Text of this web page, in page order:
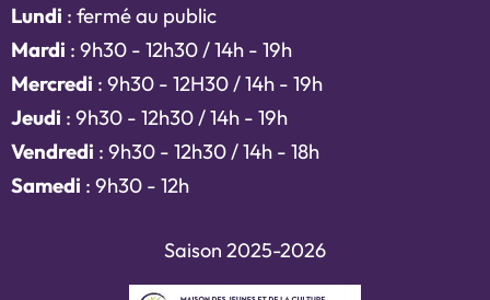
Lundi : fermé au public
Mardi : 9h30 - 12h30 / 14h - 19h
Mercredi : 9h30 - 12H30 / 14h - 19h
Jeudi : 9h30 - 12h30 / 14h - 19h
Vendredi : 9h30 - 12h30 / 14h - 18h
Samedi : 9h30 - 12h
Saison 2025-2026